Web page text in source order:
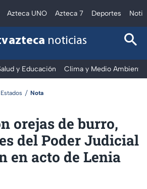
Azteca UNO Azteca 7 Deportes
azteca noticias
y Educación Clima y Medio Ambiente
Estados Nota
orejas de burro,
del Poder Judicial
en acto de Lenia